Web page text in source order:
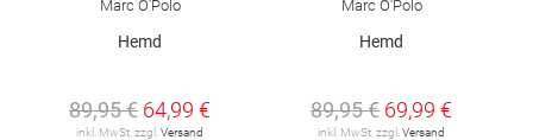
Marc O'Polo
Hemd
89,95 € 64,99 €
inkl. MwSt. zzgl. Versand
Marc O'Polo
Hemd
89,95 € 69,99 €
inkl. MwSt. zzgl. Versand